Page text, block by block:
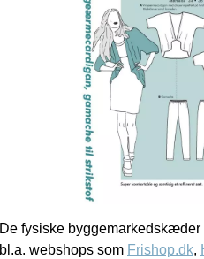
De fysiske
bl.a. webshops som Frishop.dk,